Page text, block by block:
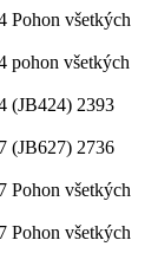
všetkých
všetkých
2393
2736
všetkých
všetkých